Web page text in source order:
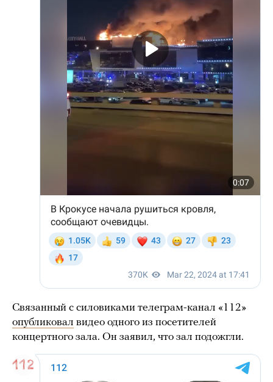
Связанный с силовиками телеграм-канал «112»
опубликовал видео одного из посетителей
концертного зала. Он заявил, что зал подожгли.